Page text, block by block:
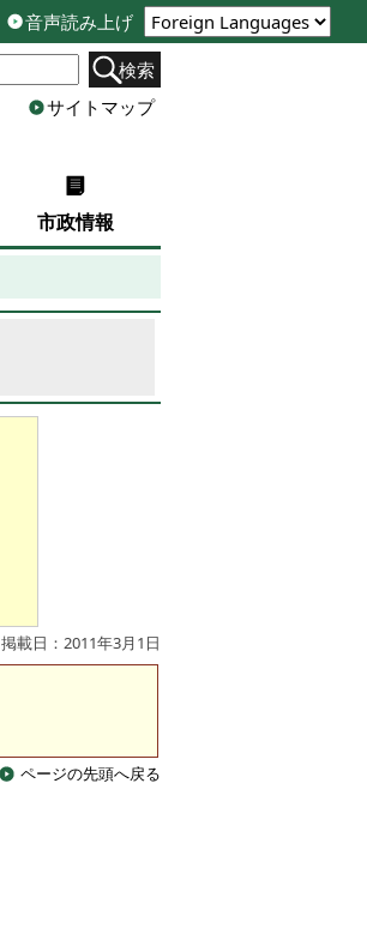
音声読み上げ
検索
サイトマップ
市政情報
掲載日：2011年3月1日
ページの先頭へ戻る